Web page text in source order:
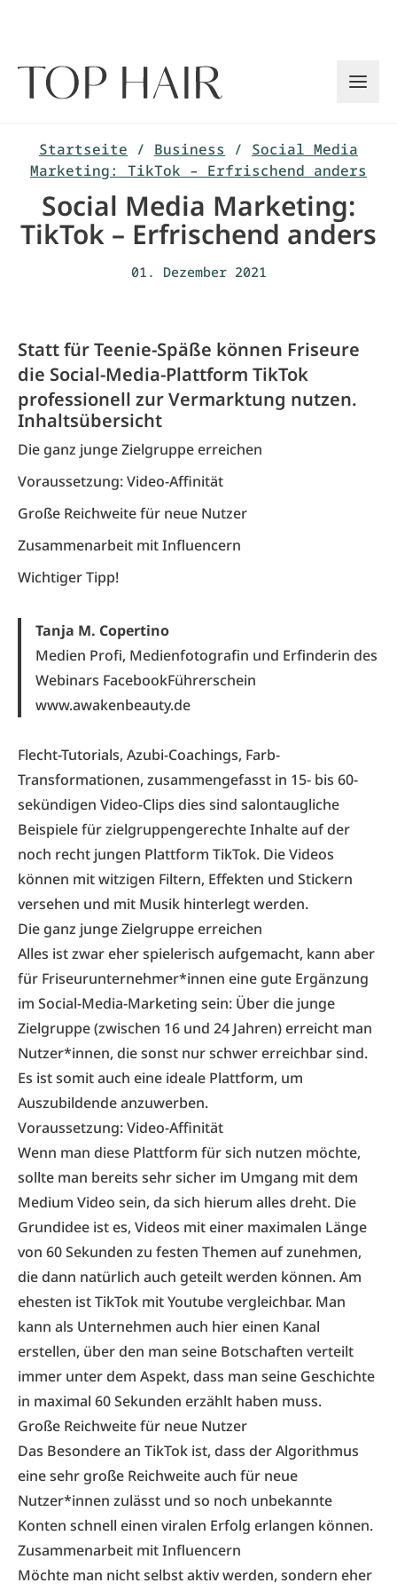
Startseite / Business / Social Media
Marketing: TikTok – Erfrischend anders
Social Media Marketing:
TikTok – Erfrischend anders
01. Dezember 2021
Statt für Teenie-Späße können Friseure
die Social-Media-Plattform TikTok
professionell zur Vermarktung nutzen.
Inhaltsübersicht
Die ganz junge Zielgruppe erreichen
Voraussetzung: Video-Affinität
Große Reichweite für neue Nutzer
Zusammenarbeit mit Influencern
Wichtiger Tipp!
Tanja M. Copertino
Medien Profi, Medienfotografin und Erfinderin des
Webinars FacebookFührerschein
www.awaken­beauty.de
Flecht-Tutorials, Azubi-Coachings, Farb-
Transformationen, zusammengefasst in 15- bis 60-
sekündigen Video-Clips dies sind salontaugliche
Beispiele für zielgruppengerechte Inhalte auf der
noch recht jungen Plattform TikTok. Die Videos
können mit witzigen Filtern, Effekten und Stickern
versehen und mit Musik hinterlegt werden.
Die ganz junge Zielgruppe erreichen
Alles ist zwar eher spielerisch aufgemacht, kann aber
für Friseurunternehmer*innen eine gute Ergänzung
im Social-Media-Marketing sein: Über die junge
Zielgruppe (zwischen 16 und 24 Jahren) erreicht man
Nutzer*innen, die sonst nur schwer erreichbar sind.
Es ist somit auch eine ideale Plattform, um
Auszubildende anzuwerben.
Voraussetzung: Video-Affinität
Wenn man diese Plattform für sich nutzen möchte,
sollte man bereits sehr sicher im Umgang mit dem
Medium Video sein, da sich hierum alles dreht. Die
Grundidee ist es, Videos mit einer maximalen Länge
von 60 Sekunden zu festen Themen auf zunehmen,
die dann natürlich auch geteilt werden können. Am
ehesten ist TikTok mit Youtube vergleichbar. Man
kann als Unternehmen auch hier einen Kanal
erstellen, über den man seine Botschaften verteilt
immer unter dem Aspekt, dass man seine Geschichte
in maximal 60 Sekunden erzählt haben muss.
Große Reichweite für neue Nutzer
Das Besondere an TikTok ist, dass der Algorithmus
eine sehr große Reichweite auch für neue
Nutzer*innen zulässt und so noch unbekannte
Konten schnell einen viralen Erfolg erlangen können.
Zusammenarbeit mit Influencern
Möchte man nicht selbst aktiv werden, sondern eher